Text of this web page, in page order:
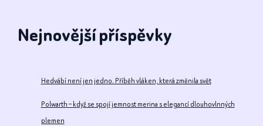
Nejnovější příspěvky
Hedvábí není jen jedno. Příběh vláken, která změnila svět
Polwarth – když se spojí jemnost merina s elegancí dlouhovlnných
plemen